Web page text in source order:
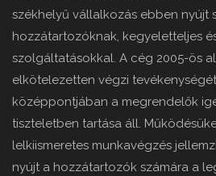
székhelyű vállalkozás ebben nyújt
hozzátartozóknak, kegyeletteljes
szolgáltatásokkal. A cég 2005-ös
elkötelezetten végzi
középpontjában a megrendelők
tiszteletben tartása áll.
lelkiismeretes munkavégzés
nyújt a hozzátartozók számára a